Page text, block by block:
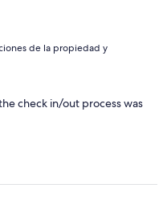
de la propiedad y
check in/out process was